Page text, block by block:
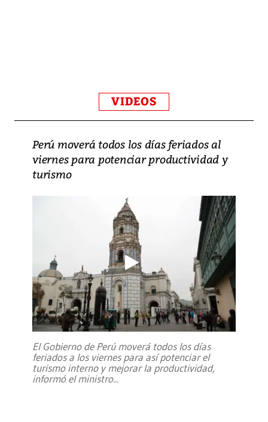
VIDEOS
Perú moverá todos los días feriados al
viernes para potenciar productividad y
turismo
El Gobierno de Perú moverá todos los días
feriados a los viernes para así potenciar el
turismo interno y mejorar la productividad,
informó el ministro...